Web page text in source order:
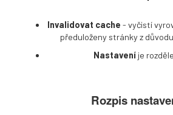
Invalidovat cache - vyčistí
předuloženy stránky z
Nastaveníje
Rozpis